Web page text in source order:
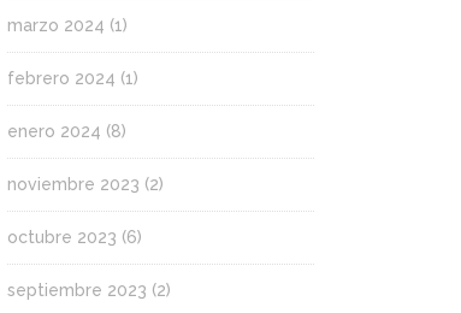
marzo 2024 (1)
febrero 2024 (1)
enero 2024 (8)
noviembre 2023 (2)
octubre 2023 (6)
septiembre 2023 (2)